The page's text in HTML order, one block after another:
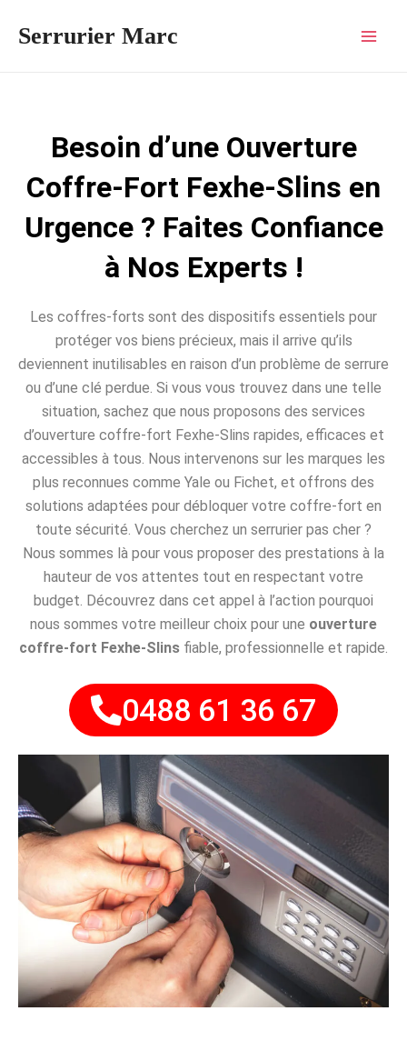
Serrurier Marc
Besoin d’une Ouverture
Coffre-Fort Fexhe-Slins en
Urgence ? Faites Confiance
à Nos Experts !
Les coffres-forts sont des dispositifs essentiels pour
protéger vos biens précieux, mais il arrive qu’ils
deviennent inutilisables en raison d’un problème de serrure
ou d’une clé perdue. Si vous vous trouvez dans une telle
situation, sachez que nous proposons des services
d’ouverture coffre-fort Fexhe-Slins rapides, efficaces et
accessibles à tous. Nous intervenons sur les marques les
plus reconnues comme Yale ou Fichet, et offrons des
solutions adaptées pour débloquer votre coffre-fort en
toute sécurité. Vous cherchez un serrurier pas cher ?
Nous sommes là pour vous proposer des prestations à la
hauteur de vos attentes tout en respectant votre
budget. Découvrez dans cet appel à l’action pourquoi
nous sommes votre meilleur choix pour une ouverture
coffre-fort Fexhe-Slins fiable, professionnelle et rapide.
0488 61 36 67